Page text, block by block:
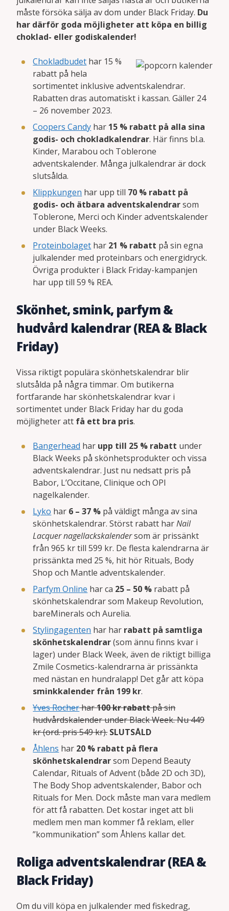
måste försöka sälja av dom under Black Friday. Du
har därför goda möjligheter att köpa en billig
choklad- eller godiskalender!
Chokladbudet har 15 %
rabatt på hela
sortimentet inklusive adventskalendrar.
Rabatten dras automatiskt i kassan. Gäller 24
– 26 november 2023.
Coopers Candy har 15 % rabatt på alla sina
godis- och chokladkalendrar. Här finns bl.a.
Kinder, Marabou och Toblerone
adventskalender. Många julkalendrar är dock
slutsålda.
Klippkungen har upp till 70 % rabatt på
godis- och ätbara adventskalendrarsom
Toblerone, Merci och Kinder adventskalender
under Black Weeks.
Proteinbolaget har 21 % rabatt på sin egna
julkalender med proteinbars och energidryck.
Övriga produkter i Black Friday-kampanjen
har upp till 59 % REA.
Skönhet, smink, parfym &
hudvård kalendrar (REA & Black
Friday)
Vissa riktigt populära skönhetskalendrar blir
slutsålda på några timmar. Om butikerna
fortfarande har skönhetskalendrar kvar i
sortimentet under Black Friday har du goda
möjligheter att få ett bra pris.
Bangerhead har upp till 25 % rabatt under
Black Weeks på skönhetsprodukter och vissa
adventskalendrar. Just nu nedsatt pris på
Babor, L’Occitane, Clinique och OPI
nagelkalender.
Lyko har 6 – 37 % på väldigt många av sina
skönhetskalendrar. Störst rabatt harNail
Lacquer nagellackskalendersom är prissänkt
från 965 kr till 599 kr. De flesta kalendrarna är
prissänkta med 25 %, hit hör Rituals, Body
Shop och Mantle adventskalender.
Parfym Online har ca 25 – 50 % rabatt på
skönhetskalendrar som Makeup Revolution,
bareMinerals och Aurelia.
Stylingagenten har har rabatt på samtliga
skönhetskalendrar(som ännu finns kvar i
lager) under Black Week, även de riktigt billiga
Zmile Cosmetics-kalendrarna är prissänkta
med nästan en hundralapp! Det går att köpa
sminkkalender från 199 kr.
Yves Rocherhar100 kr rabattpå sin
hudvårdskalender under Black Week. Nu 449
kr (ord. pris 549 kr). SLUTSÅLD
Åhlens har 20 % rabatt på flera
skönhetskalendrarsom Depend Beauty
Calendar, Rituals of Advent (både 2D och 3D),
The Body Shop adventskalender, Babor och
Rituals for Men. Dock måste man vara medlem
för att få rabatten. Det kostar inget att bli
medlem men man kommer få reklam, eller
”kommunikation” som Åhlens kallar det.
Roliga adventskalendrar (REA &
Black Friday)
Om du vill köpa en julkalender med fiskedrag,